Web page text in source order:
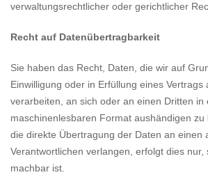
verwaltungsrechtlicher oder gerichtlicher
Recht auf Datenübertragbarkeit
Sie haben das Recht, Daten, die wir auf
Einwilligung oder in Erfüllung eines Vertrags
verarbeiten, an sich oder an einen Dritten in
maschinenlesbaren Format aushändigen zu
die direkte Übertragung der Daten an einen
Verantwortlichen verlangen, erfolgt dies nur,
machbar ist.